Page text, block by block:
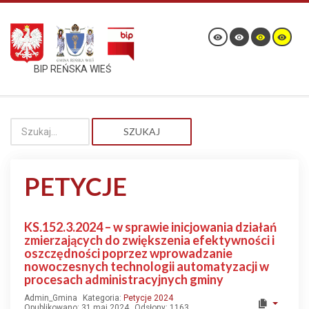
BIP REŃSKA WIEŚ
SZUKAJ
PETYCJE
KS.152.3.2024 – w sprawie inicjowania działań
zmierzających do zwiększenia efektywności i
oszczędności poprzez wprowadzanie
nowoczesnych technologii automatyzacji w
procesach administracyjnych gminy
Admin_Gmina Kategoria: Petycje 2024